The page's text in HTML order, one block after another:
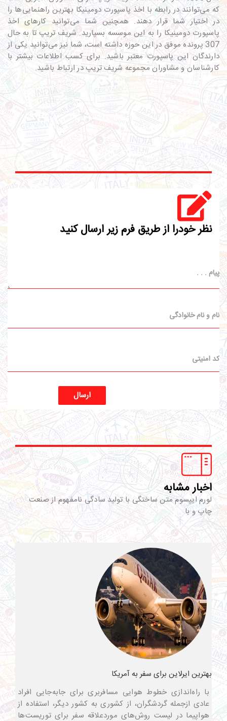
که می‌توانند در رابطه با اخذ پاسپورت دومینیکا بهترین راهنمایی‌ها را
در اختیار شما قرار دهند. همچنین شما می‌توانید کارهای اخذ
پاسپورت دومینیکا را به این موسسه بسپارید. شریف تریپ تا به حال
307 پرونده موفق در این حوزه داشته است، شما نیز می‌توانید یکی از
دارندگان این پاسپورت معتبر باشید. برای کسب اطلاعات بیشتر با
کارشناسان و مشاوران مجموعه شریف تریپ در ارتباط باشید.
نظر خودرا از طریق فرم زیر ارسال کنید
ارسال
اخبار مشابه
لورم ایپسوم متن ساختگی با تولید سادگی نامفهوم از صنعت
چاپ و با
بهترین ایرلاین برای سفر به آمریکا
با راه‌اندازی خطوط هوایی مسافربری برای جابه‌جایی افراد
عادی ازجمله گردشگران، از کشوری به کشور دیگر، استفاده از
هواپیما در لیست روش‌های موردعلاقه سفر برای توریست‌ها